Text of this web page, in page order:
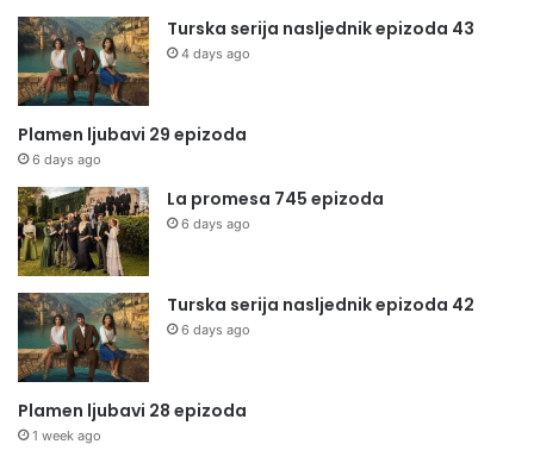
Turska serija nasljednik epizoda 43
4 days ago
Plamen ljubavi 29 epizoda
6 days ago
La promesa 745 epizoda
6 days ago
Turska serija nasljednik epizoda 42
6 days ago
Plamen ljubavi 28 epizoda
1 week ago